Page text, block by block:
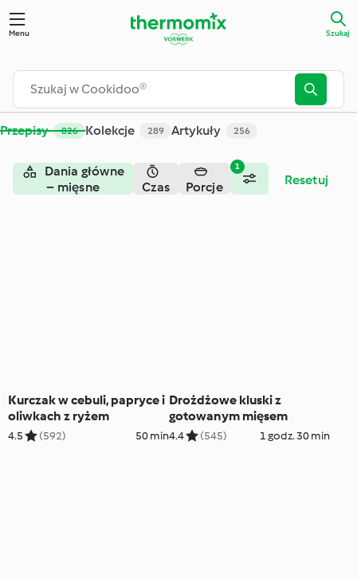
Menu Szukaj
Przepisy 826 Kolekcje 289 Artykuły 256
1
Dania główne
– mięsne
Czas Porcje Resetuj
Kurczak w cebuli, papryce i
oliwkach z ryżem
4.5 (592) 50 min
Drożdżowe kluski z
gotowanym mięsem
4.4 (545) 1 godz. 30 min
Szukaj - Cookidoo® – oficjalna platforma z przepisami na